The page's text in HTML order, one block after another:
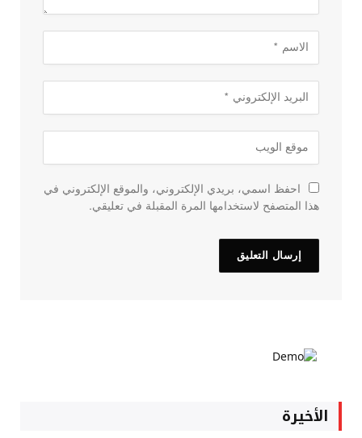
احفظ اسمي، بريدي الإلكتروني، والموقع الإلكتروني في
هذا المتصفح لاستخدامها المرة المقبلة في تعليقي.
الأخيرة